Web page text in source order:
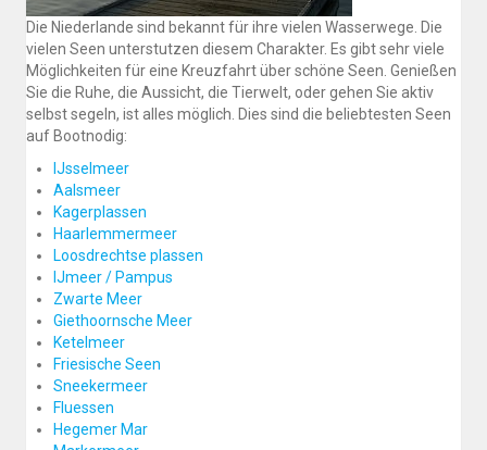
Die Niederlande sind bekannt für ihre vielen Wasserwege. Die
vielen Seen unterstutzen diesem Charakter. Es gibt sehr viele
Möglichkeiten für eine Kreuzfahrt über schöne Seen. Genießen
Sie die Ruhe, die Aussicht, die Tierwelt, oder gehen Sie aktiv
selbst segeln, ist alles möglich. Dies sind die beliebtesten Seen
auf Bootnodig:
IJsselmeer
Aalsmeer
Kagerplassen
Haarlemmermeer
Loosdrechtse plassen
IJmeer / Pampus
Zwarte Meer
Giethoornsche Meer
Ketelmeer
Friesische Seen
Sneekermeer
Fluessen
Hegemer Mar